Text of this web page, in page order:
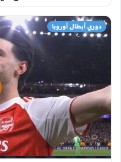
دوري أبطال أوروبا